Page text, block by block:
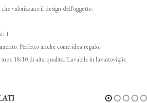
valorizzano il design dell’oggetto.
1
Perfetto anche come idea regalo.
18/10 di alta qualità. Lavabile in lavastoviglie.